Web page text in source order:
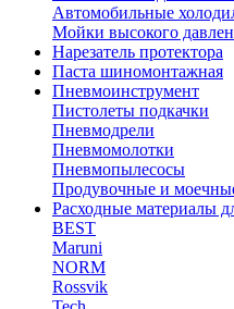
Автомобильные
Мойки высокого
Нарезатель протектора
Паста шиномонтажная
Пневмоинструмент
Пистолеты подкачки
Пневмодрели
Пневмомолотки
Пневмопылесосы
Продувочные и
Расходные материалы
BEST
Maruni
NORM
Rossvik